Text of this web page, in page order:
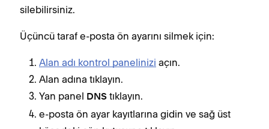
silebilirsiniz.
Üçüncü taraf e-posta ön ayarını silmek için:
Alan adı kontrol panelinizi açın.
Alan adına tıklayın.
Yan panel DNS tıklayın.
e-posta ön ayar kayıtlarına gidin ve sağ üst